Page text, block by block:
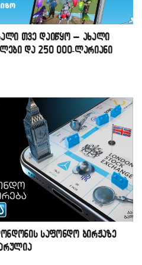
თვე დაიწყო – ახალი
და 250 000-ლარიანი
საფონდო ბირჟაზე